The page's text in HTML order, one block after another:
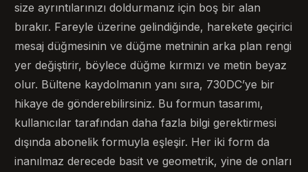
size ayrıntılarınızı doldurmanız için boş bir alan
bırakır. Fareyle üzerine gelindiğinde, harekete geçirici
mesaj düğmesinin ve düğme metninin arka plan rengi
yer değiştirir, böylece düğme kırmızı ve metin beyaz
olur. Bültene kaydolmanın yanı sıra, 730DC’ye bir
hikaye de gönderebilirsiniz. Bu formun tasarımı,
kullanıcılar tarafından daha fazla bilgi gerektirmesi
dışında abonelik formuyla eşleşir. Her iki form da
inanılmaz derecede basit ve geometrik, yine de onları